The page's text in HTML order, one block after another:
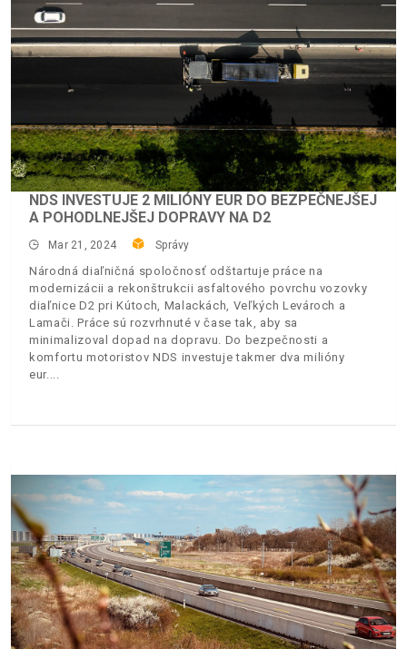
NDS INVESTUJE 2 MILIÓNY EUR DO BEZPEČNEJŠEJ
A POHODLNEJŠEJ DOPRAVY NA D2
Mar 21, 2024 Správy
Národná diaľničná spoločnosť odštartuje práce na
modernizácii a rekonštrukcii asfaltového povrchu vozovky
diaľnice D2 pri Kútoch, Malackách, Veľkých Levároch a
Lamači. Práce sú rozvrhnuté v čase tak, aby sa
minimalizoval dopad na dopravu. Do bezpečnosti a
komfortu motoristov NDS investuje takmer dva milióny
eur.